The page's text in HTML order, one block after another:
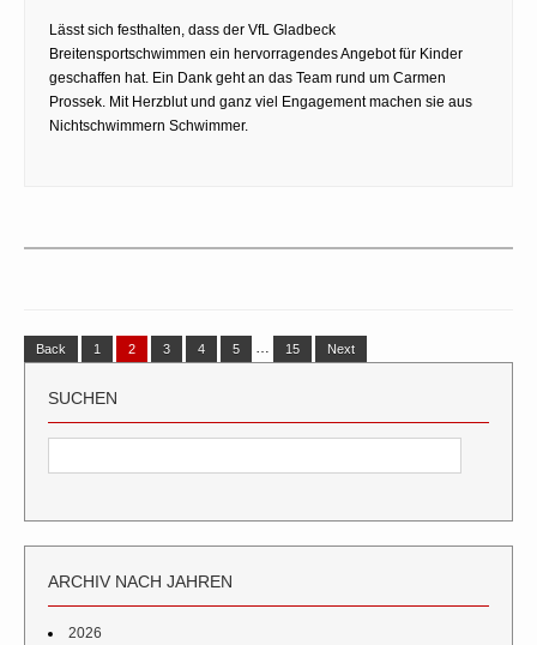
Lässt sich festhalten, dass der VfL Gladbeck
Breitensportschwimmen ein hervorragendes Angebot für Kinder
geschaffen hat. Ein Dank geht an das Team rund um Carmen
Prossek. Mit Herzblut und ganz viel Engagement machen sie aus
Nichtschwimmern Schwimmer.
Back 1 2 3 4 5 … 15 Next
SUCHEN
ARCHIV NACH JAHREN
2026